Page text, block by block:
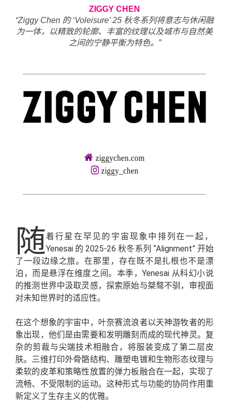
ZIGGY CHEN
“Ziggy Chen 的 ‘Voleisure’ 25 秋冬系列将意志与休闲融
为一体，以精致的轮廓、丰富的纹理以及城市与自然美
之间的宁静平衡为特色。”
ziggychen.com
ziggy_chen
随着行星在罕见的宇宙现象中排列在一起，
Yenesai 的 2025-26 秋冬系列 “Alignment” 开始
了一段边缘之旅。在那里，存在既不是扎根也不是漂
泊，而是悬浮在维度之间。本季，Yenesai 从科幻小说
的推测世界中汲取灵感，探索原始与桀骜不驯，审视面
对未知世界时的适应性。
在这个想象的宇宙中，叶奈赛流浪者以天神游牧者的形
象出现，他们是由需要和发明雕刻而成的现代神灵。复
杂的剪裁与尖端技术相融合，将服装变成了第二层皮
肤。三维打印外骨骼结构、雕塑电镀和生物形态纹理与
柔软的皮革和策略性放置的弹力板融合在一起，实现了
流畅、不受限制的运动。这种形式与功能的协同作用重
新定义了生存主义的优雅。